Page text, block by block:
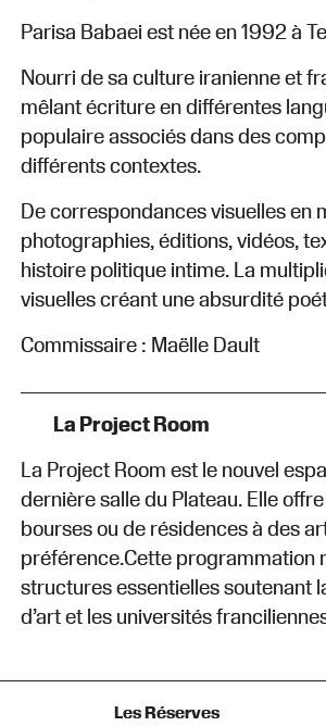
Parisa Babaei est née en 1992 à
Nourri de sa culture iranienne et
mêlant écriture en différentes
populaire associés dans des
différents contextes.
De correspondances visuelles en
photographies, éditions, vidéos,
histoire politique intime. La
visuelles créant une absurdité
Commissaire : Maëlle Dault
La Project Room
La Project Room est le nouvel
dernière salle du Plateau. Elle
bourses ou de résidences à des
préférence.Cette programmation
structures essentielles soutenant
d’art et les universités
Les Réserves